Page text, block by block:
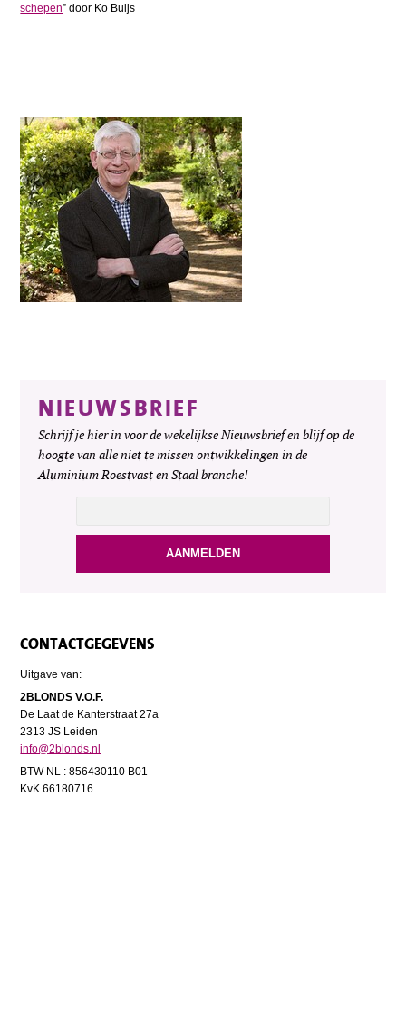
schepen” door Ko Buijs
NIEUWSBRIEF
Schrijf je hier in voor de wekelijkse Nieuwsbrief en blijf op de
hoogte van alle niet te missen ontwikkelingen in de
Aluminium Roestvast en Staal branche!
CONTACTGEGEVENS
Uitgave van:
2BLONDS V.O.F.
De Laat de Kanterstraat 27a
2313 JS Leiden
info@2blonds.nl
BTW NL : 856430110 B01
KvK 66180716